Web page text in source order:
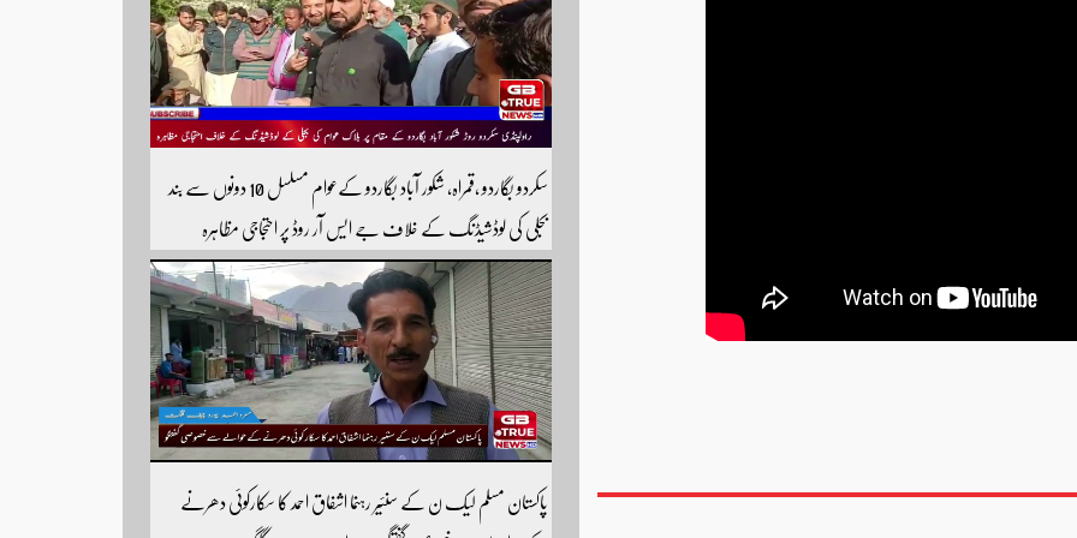
سکردو بگاردو ،قمراہ، شکور آباد بگاردو کےعوام مسلسل 10 دونوں سے بند
بجلی کی لوڈشیڈنگ کے خلاف جے ایس آر روڈ پر احتجاجی مظاہرہ
راولپنڈی سکردو روڑ ہر قسم کی ٹریفک کے لئے بند۔۔ مزید اپڈیٹس کے
لیے ہمارے یوٹیوب چینل کو سبسکرائب کریں
پاکستان مسلم لیک ن کے سنئیر رہنما اشفاق احمد کا سکارکوئی دھرنے